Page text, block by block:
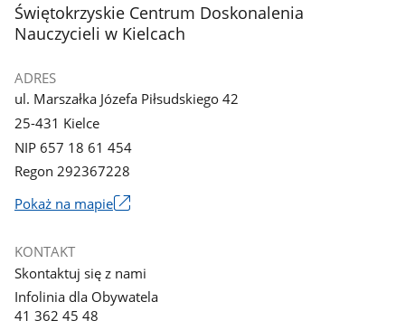
stopka
Świętokrzyskie Centrum Doskonalenia
Nauczycieli w Kielcach
ADRES
ul. Marszałka Józefa Piłsudskiego 42
25-431 Kielce
NIP 657 18 61 454
Regon 292367228
Pokaż na mapieLink
nowym
oknie
KONTAKT
Skontaktuj się z nami
Infolinia dla Obywatela
41 362 45 48